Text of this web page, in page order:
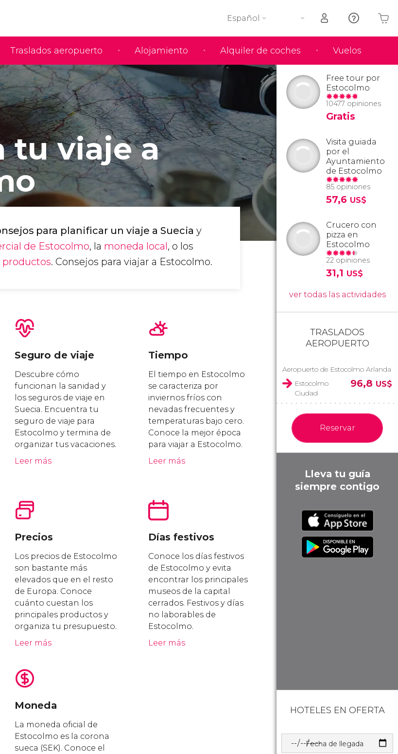
Traslados aeropuerto Alojamiento Alquiler de coches Vuelos
Español
Tu carrito está vacío
tu viaje a
para planificar un viaje a Suecia y
de Estocolmo, la moneda local, o los
productos. Consejos para viajar a Estocolmo.
Seguro de viaje
Descubre cómo
funcionan la sanidad y
los seguros de viaje en
Suecia. Encuentra tu
seguro de viaje para
Estocolmo y termina de
organizar tus vacaciones.
Leer más
Tiempo
El tiempo en Estocolmo
se caracteriza por
inviernos fríos con
nevadas frecuentes y
temperaturas bajo cero.
Conoce la mejor época
para viajar a Estocolmo.
Leer más
Precios
Los precios de Estocolmo
son bastante más
elevados que en el resto
de Europa. Conoce
cuánto cuestan los
principales productos y
organiza tu presupuesto.
Leer más
Días festivos
Conoce los días festivos
de Estocolmo y evita
encontrar los principales
museos de la capital
cerrados. Festivos y días
no laborables de
Estocolmo.
Leer más
Moneda
La moneda oficial de
Estocolmo es la corona
sueca (SEK). Conoce el
Free tour por
Estocolmo
10477 opiniones
Gratis
Visita guiada
por el
Ayuntamiento
de Estocolmo
85 opiniones
57,6 US$
Crucero con
pizza en
Estocolmo
22 opiniones
31,1 US$
ver todas las actividades
TRASLADOS
AEROPUERTO
Aeropuerto de Estocolmo Arlanda
Estocolmo
Ciudad
96,8 US$
Reservar
Lleva tu guía
siempre contigo
HOTELES EN OFERTA
Fecha de llegada